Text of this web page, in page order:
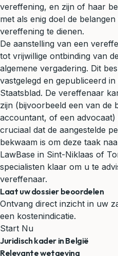
vereffening, en zijn of haar
met als enig doel de
vereffening te dienen.
De aanstelling van een
tot vrijwillige ontbinding van
algemene vergadering. Dit
vastgelegd en gepubliceerd
Staatsblad. De vereffenaar
zijn (bijvoorbeeld een van de
accountant, of een
cruciaal dat de aangestelde
bekwaam is om deze taak
LawBase in Sint-Niklaas of
specialisten klaar om u te
vereffenaar.
Laat uw dossier beoordelen
Ontvang direct inzicht in uw
een kostenindicatie.
Start Nu
Juridisch kader in België
Relevante wetgeving